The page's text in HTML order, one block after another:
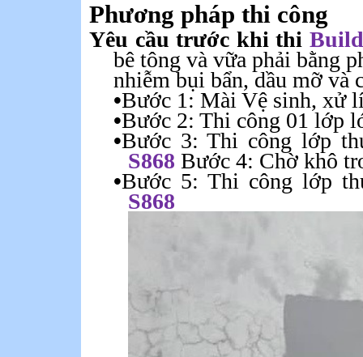
Phương pháp thi công
Yêu cầu trước khi thi
bê tông và vữa phải bằng
nhiễm bụi bẩn, dầu mỡ và
•Bước 1: Mài Vệ sinh, xử
•Bước 2: Thi công 01 lớp
•Bước 3: Thi công lớp
S868 Bước 4: Chờ khô
•Bước 5: Thi công lớp
S868